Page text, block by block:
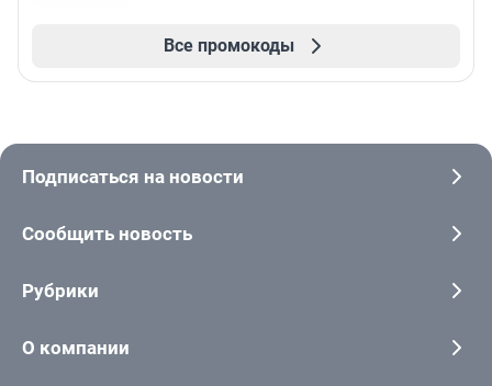
Все промокоды
Подписаться на новости
Сообщить новость
Рубрики
О компании